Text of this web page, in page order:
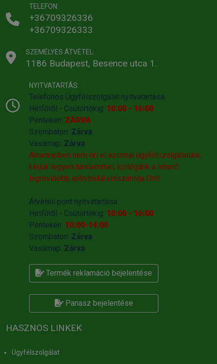
TELEFON:
+36709326336
+36709326333
SZEMÉLYES ÁTVÉTEL:
1186 Budapest, Besence utca 1.
NYITVATARTÁS:
Telefonos Ügyfélszolgálat nyitvatartása:
Hétfőtől - Csütörtökig: 10:00 - 16:00
Pénteken: ZÁRVA
Szombaton: Zárva
Vasárnap: Zárva
Amennyiben nem éri el azonnal ügyfélszolgálatunk,
kérjük legyen türelemmel, kollégánk a lehető
legrövidebb időn belül visszahivja Önt!
Átvételi pont nyitvatartása:
Hétfőtől - Csütörtökig: 10:00 - 16:00
Pénteken: 10:00-14:00
Szombaton: Zárva
Vasárnap: Zárva
Termék reklamáció bejelentése
Panasz bejelentése
HASZNOS LINKEK
Ügyfélszolgálat